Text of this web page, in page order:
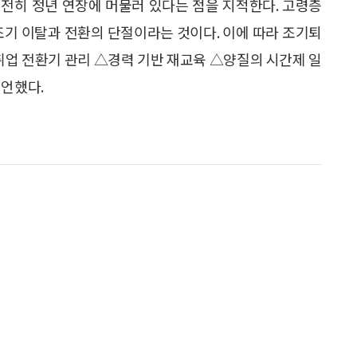
히 정년 연장에 머물러 있다는 점을 지적한다. 고령층
이탈과 전환의 단절이라는 것이다. 이에 따라 조기퇴
전환기 관리 △경력 기반 재교육 △양질의 시간제 일
했다.